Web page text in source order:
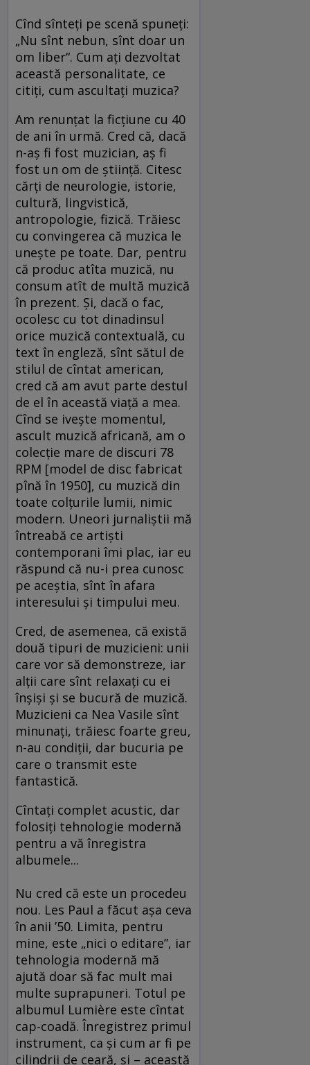
Cînd sînteţi pe scenă spuneţi:
„Nu sînt nebun, sînt doar un
om liber“. Cum aţi dezvoltat
această personalitate, ce
citiţi, cum ascultaţi muzica?
Am renunţat la ficţiune cu 40
de ani în urmă. Cred că, dacă
n-aş fi fost muzician, aş fi
fost un om de ştiinţă. Citesc
cărţi de neurologie, istorie,
cultură, lingvistică,
antropologie, fizică. Trăiesc
cu convingerea că muzica le
uneşte pe toate. Dar, pentru
că produc atîta muzică, nu
consum atît de multă muzică
în prezent. Şi, dacă o fac,
ocolesc cu tot dinadinsul
orice muzică contextuală, cu
text în engleză, sînt sătul de
stilul de cîntat american,
cred că am avut parte destul
de el în această viaţă a mea.
Cînd se iveşte momentul,
ascult muzică africană, am o
colecţie mare de discuri 78
RPM [model de disc fabricat
pînă în 1950], cu muzică din
toate colţurile lumii, nimic
modern. Uneori jurnaliştii mă
întreabă ce artişti
contemporani îmi plac, iar eu
răspund că nu-i prea cunosc
pe aceştia, sînt în afara
interesului şi timpului meu.
Cred, de asemenea, că există
două tipuri de muzicieni: unii
care vor să demonstreze, iar
alţii care sînt relaxaţi cu ei
înşişi şi se bucură de muzică.
Muzicieni ca Nea Vasile sînt
minunaţi, trăiesc foarte greu,
n-au condiţii, dar bucuria pe
care o transmit este
fantastică.
Cîntaţi complet acustic, dar
folosiţi tehnologie modernă
pentru a vă înregistra
albumele...
Nu cred că este un procedeu
nou. Les Paul a făcut aşa ceva
în anii ’50. Limita, pentru
mine, este „nici o editare”, iar
tehnologia modernă mă
ajută doar să fac mult mai
multe suprapuneri. Totul pe
albumul Lumière este cîntat
cap-coadă. Înregistrez primul
instrument, ca şi cum ar fi pe
cilindrii de ceară, şi – această